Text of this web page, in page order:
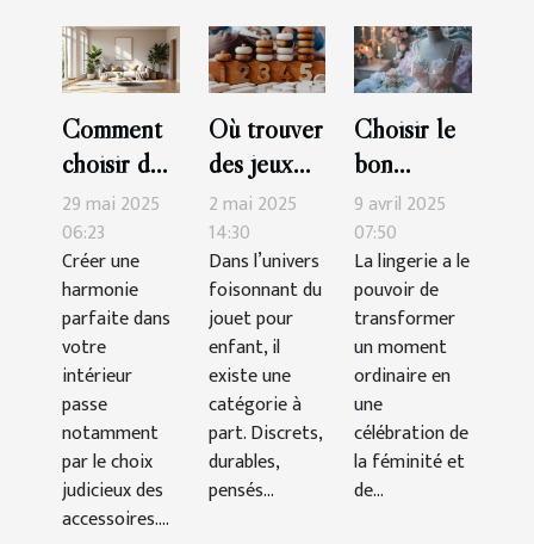
Comment
choisir des
accessoires
pour
maximiser
l'harmonie
de votre
intérieur
29 mai 2025
06:23
Créer une
harmonie
parfaite dans
votre
intérieur
passe
notamment
par le choix
judicieux des
accessoires....
Où trouver
des jeux
Montessori
de qualité
?
2 mai 2025
14:30
Dans l’univers
foisonnant du
jouet pour
enfant, il
existe une
catégorie à
part. Discrets,
durables,
pensés...
Choisir le
bon
ensemble
de lingerie
pour des
occasions
spéciales
9 avril 2025
07:50
La lingerie a le
pouvoir de
transformer
un moment
ordinaire en
une
célébration de
la féminité et
de...